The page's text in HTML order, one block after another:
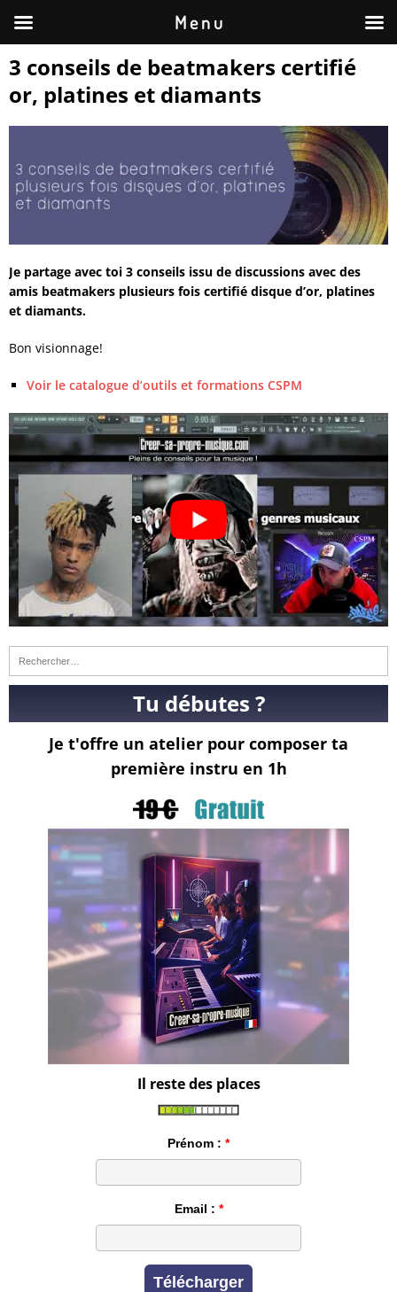
3 conseils de beatmakers certifié
or, platines et diamants
Je partage avec toi 3 conseils issu de discussions avec des
amis beatmakers plusieurs fois certifié disque d’or, platines
et diamants.
Bon visionnage!
Voir le catalogue d’outils et formations CSPM
Tu débutes ?
Je t'offre un atelier pour composer ta
première instru en 1h
Il reste des places
Prénom :
Email :
Télécharger
M e n u